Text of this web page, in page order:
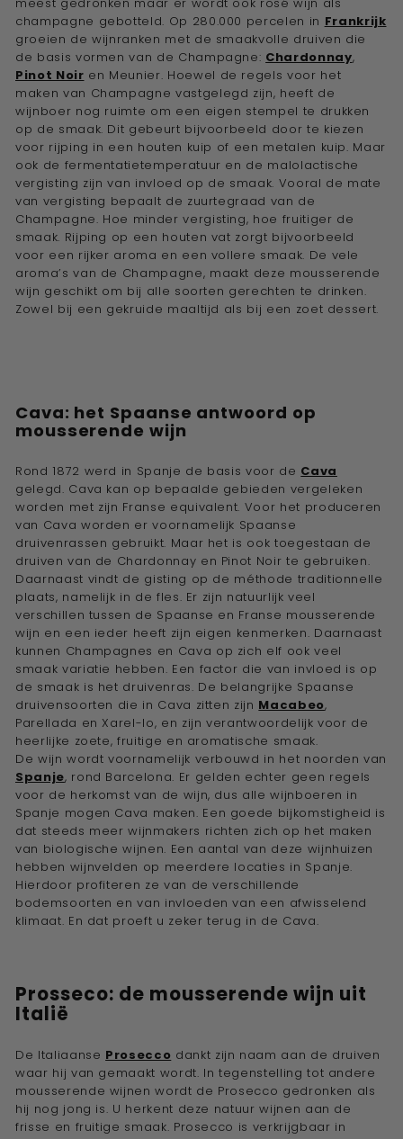
r''
champagne gebotteld. Op 280.000 percelen in Frankrijk
groeien de wijnranken met de smaakvolle druiven die
de basis vormen van de Champagne: Chardonnay,
Pinot Noir en Meunier. Hoewel de regels voor het
maken van Champagne vastgelegd zijn, heeft de
wijnboer nog ruimte om een eigen stempel te drukken
op de smaak. Dit gebeurt bijvoorbeeld door te kiezen
voor rijping in een houten kuip of een metalen kuip. Maar
ook de fermentatietemperatuur en de malolactische
vergisting zijn van invloed op de smaak. Vooral de mate
van vergisting bepaalt de zuurtegraad van de
Champagne. Hoe minder vergisting, hoe fruitiger de
smaak. Rijping op een houten vat zorgt bijvoorbeeld
voor een rijker aroma en een vollere smaak. De vele
aroma’s van de Champagne, maakt deze mousserende
wijn geschikt om bij alle soorten gerechten te drinken.
Zowel bij een gekruide maaltijd als bij een zoet dessert.
Cava: het Spaanse antwoord op
mousserende wijn
Rond 1872 werd in Spanje de basis voor de Cava
gelegd. Cava kan op bepaalde gebieden vergeleken
worden met zijn Franse equivalent. Voor het produceren
van Cava worden er voornamelijk Spaanse
druivenrassen gebruikt. Maar het is ook toegestaan de
druiven van de Chardonnay en Pinot Noir te gebruiken.
Daarnaast vindt de gisting op de méthode traditionnelle
plaats, namelijk in de fles. Er zijn natuurlijk veel
verschillen tussen de Spaanse en Franse mousserende
wijn en een ieder heeft zijn eigen kenmerken. Daarnaast
kunnen Champagnes en Cava op zich elf ook veel
smaak variatie hebben. Een factor die van invloed is op
de smaak is het druivenras. De belangrijke Spaanse
druivensoorten die in Cava zitten zijn Macabeo,
Parellada en Xarel-lo, en zijn verantwoordelijk voor de
heerlijke zoete, fruitige en aromatische smaak.
De wijn wordt voornamelijk verbouwd in het noorden van
Spanje, rond Barcelona. Er gelden echter geen regels
voor de herkomst van de wijn, dus alle wijnboeren in
Spanje mogen Cava maken. Een goede bijkomstigheid is
dat steeds meer wijnmakers richten zich op het maken
van biologische wijnen. Een aantal van deze wijnhuizen
hebben wijnvelden op meerdere locaties in Spanje.
Hierdoor profiteren ze van de verschillende
bodemsoorten en van invloeden van een afwisselend
klimaat. En dat proeft u zeker terug in de Cava.
Prosseco: de mousserende wijn uit
Italië
De Italiaanse Prosecco dankt zijn naam aan de druiven
waar hij van gemaakt wordt. In tegenstelling tot andere
mousserende wijnen wordt de Prosecco gedronken als
hij nog jong is. U herkent deze natuur wijnen aan de
frisse en fruitige smaak. Prosecco is verkrijgbaar in